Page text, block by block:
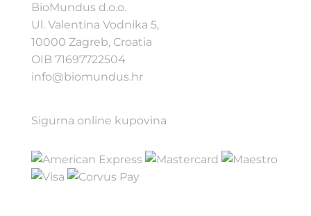
BioMundus d.o.o.
Ul. Valentina Vodnika 5,
10000 Zagreb, Croatia
OIB 71697722504
info@biomundus.hr
Sigurna online kupovina